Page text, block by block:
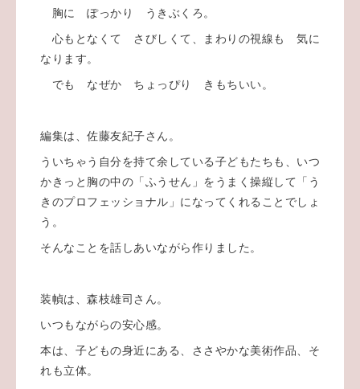
胸に ぽっかり うきぶくろ。
心もとなくて さびしくて、まわりの視線も 気に
なります。
でも なぜか ちょっぴり きもちいい。
編集は、佐藤友紀子さん。
ういちゃう自分を持て余している子どもたちも、いつ
かきっと胸の中の「ふうせん」をうまく操縦して「う
きのプロフェッショナル」になってくれることでしょ
う。
そんなことを話しあいながら作りました。
装幀は、森枝雄司さん。
いつもながらの安心感。
本は、子どもの身近にある、ささやかな美術作品、そ
れも立体。